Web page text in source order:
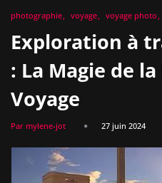
photographie voyage voyage photo
Exploration à
: La Magie de
Voyage
Par mylene-jot 27 juin 2024